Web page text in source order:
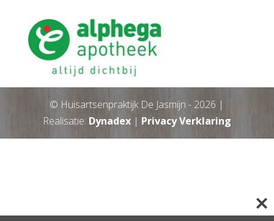
© Huisartsenpraktijk De Jasmijn - 2026 |
Realisatie: Dynadex| Privacy Verklaring